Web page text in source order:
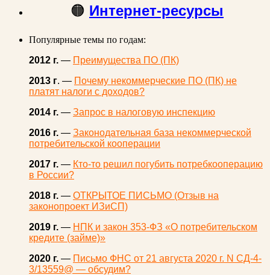
🟠 Интернет-ресурсы
Популярные темы по годам:
2012 г. — Преимущества ПО (ПК)
2013 г. — Почему некоммерческие ПО (ПК) не
платят налоги с доходов?
2014 г. — Запрос в налоговую инспекцию
2016 г. — Законодательная база некоммерческой
потребительской кооперации
2017 г. — Кто-то решил погубить потребкооперацию
в России?
2018 г. — ОТКРЫТОЕ ПИСЬМО (Отзыв на
законопроект ИЗиСП)
2019 г. — НПК и закон 353-ФЗ «О потребительском
кредите (займе)»
2020 г. — Письмо ФНС от 21 августа 2020 г. N СД-4-
3/13559@ — обсудим?